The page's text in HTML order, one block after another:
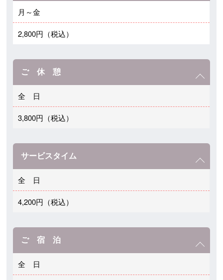
月～金
2,800円（税込）
ご 休 憩
全 日
3,800円（税込）
サービスタイム
全 日
4,200円（税込）
ご 宿 泊
全 日